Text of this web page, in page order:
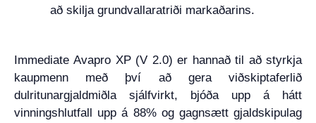
að skilja grundvallaratriði markaðarins.
Immediate Avapro XP (V 2.0) er hannað til að styrkja
kaupmenn með því að gera viðskiptaferlið
dulritunargjaldmiðla sjálfvirkt, bjóða upp á hátt
vinningshlutfall upp á 88% og gagnsætt gjaldskipulag